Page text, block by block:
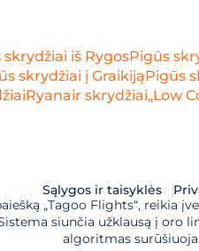
skrydžiai iš RygosPigūs
skrydžiai į GraikijąPigūs
Ryanair skrydžiai„Low
Sąlygos ir taisyklės
„Tagoo Flights“, reikia
siunčia užklausą į oro
algoritmas